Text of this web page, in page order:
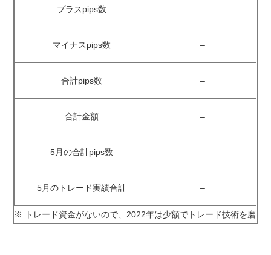
プラスpips数 –
マイナスpips数 –
合計pips数 –
合計金額 –
5月の合計pips数 –
5月のトレード実績合計 –
※ トレード資金がないので、2022年は少額でトレード技術を磨き